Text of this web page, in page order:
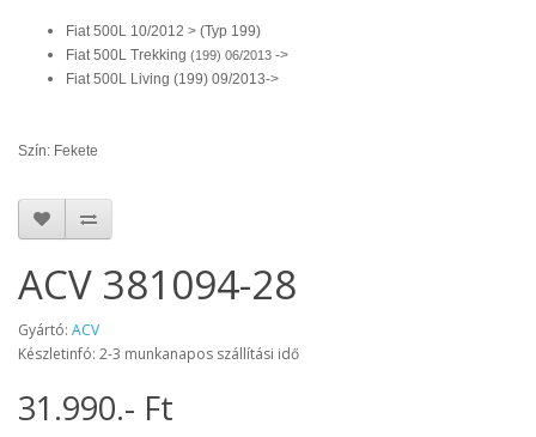
Fiat 500L 10/2012 > (Typ 199)
Fiat 500L Trekking (199) 06/2013 ->
Fiat 500L Living (199) 09/2013->
Szín: Fekete
ACV 381094-28
Gyártó: ACV
Készletinfó: 2-3 munkanapos szállítási idő
31.990.- Ft